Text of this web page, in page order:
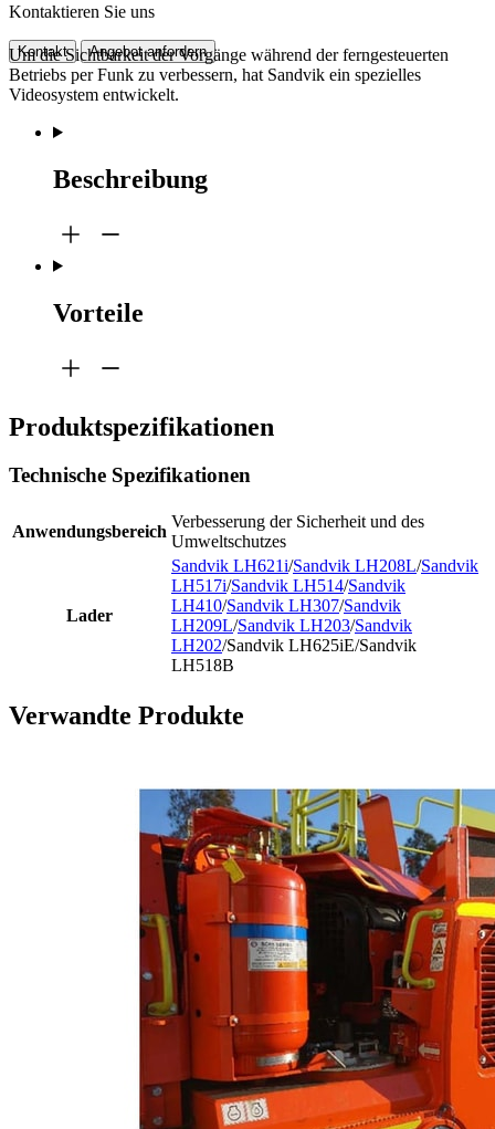
Kontaktieren Sie uns
Kontakt Angebot anfordern
Um die Sichtbarkeit der Vorgänge während der ferngesteuerten
Betriebs per Funk zu verbessern, hat Sandvik ein spezielles
Videosystem entwickelt.
Beschreibung
Vorteile
Produktspezifikationen
Technische Spezifikationen
Anwendungsbereich
Verbesserung der Sicherheit und des
Umweltschutzes
Lader
Sandvik LH621i/Sandvik LH208L/Sandvik
LH517i/Sandvik LH514/Sandvik
LH410/Sandvik LH307/Sandvik
LH209L/Sandvik LH203/Sandvik
LH202/Sandvik LH625iE/Sandvik
LH518B
Verwandte Produkte